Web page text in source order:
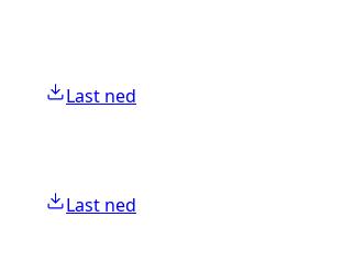
Last ned
Last ned